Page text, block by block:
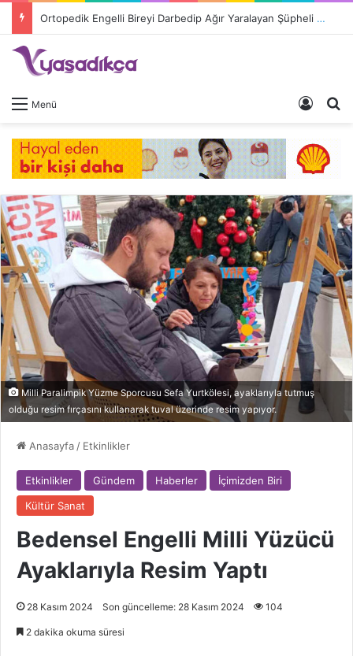
Ortopedik Engelli Bireyi Darbedip Ağır Yaralayan Şüpheli Tutuklandı
Menü Giriş
Milli Paralimpik Yüzme Sporcusu Sefa Yurtkölesi, ayaklarıyla tutmuş
olduğu resim fırçasını kullanarak tuval üzerinde resim yapıyor.
Anasayfa / Etkinlikler
Etkinlikler Gündem Haberler
İçimizden Biri
Kültür Sanat
Bedensel Engelli Milli Yüzücü
Ayaklarıyla Resim Yaptı
28 Kasım 2024 Son güncelleme: 28 Kasım 2024 104
2 dakika okuma süresi